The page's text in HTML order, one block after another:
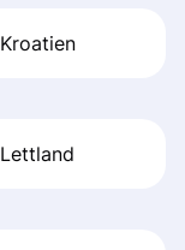
Kroatien
Lettland